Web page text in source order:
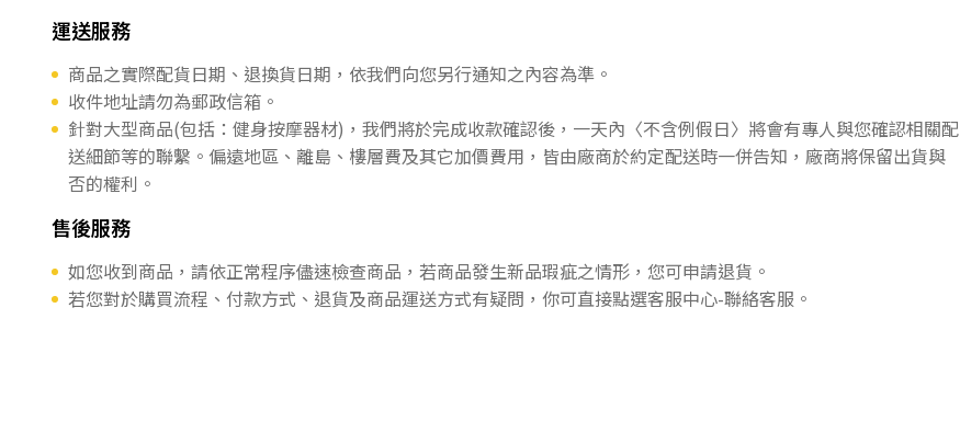
運送服務
商品之實際配貨日期、退換貨日期，依我們向您另行通知之內容為準。
收件地址請勿為郵政信箱。
針對大型商品(包括：健身按摩器材)，我們將於完成收款確認後，一天內〈不含例假日〉將會有專人與您確認相關配
送細節等的聯繫。偏遠地區、離島、樓層費及其它加價費用，皆由廠商於約定配送時一併告知，廠商將保留出貨與
否的權利。
售後服務
如您收到商品，請依正常程序儘速檢查商品，若商品發生新品瑕疵之情形，您可申請退貨。
若您對於購買流程、付款方式、退貨及商品運送方式有疑問，你可直接點選客服中心-聯絡客服。